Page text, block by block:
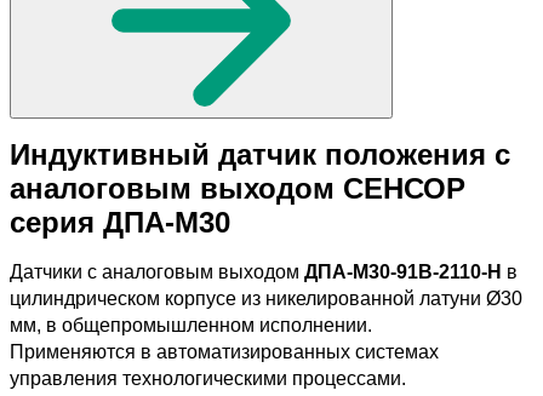
Индуктивный датчик положения с
аналоговым выходом СЕНСОР
серия ДПА-М30
Датчики с аналоговым выходом ДПА-М30-91В-2110-Н в
цилиндрическом корпусе из никелированной латуни Ø30
мм, в общепромышленном исполнении.
Применяются в автоматизированных системах
управления технологическими процессами.